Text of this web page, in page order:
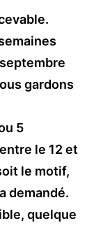
gardons
5
le 12 et
le motif,
demandé.
quelque